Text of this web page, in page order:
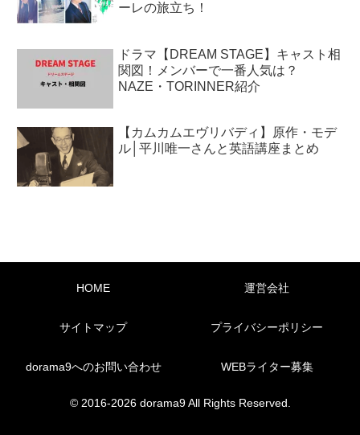
ーレの旅立ち！
ドラマ【DREAM STAGE】キャスト相
関図！メンバーで一番人気は？
NAZE・TORINNER紹介
【カムカムエヴリバディ】原作・モデ
ル│平川唯一さんと英語講座まとめ
HOME 運営会社
サイトマップ プライバシーポリシー
dorama9へのお問い合わせ WEBライター募集
© 2016-2026 dorama9 All Rights Reserved.